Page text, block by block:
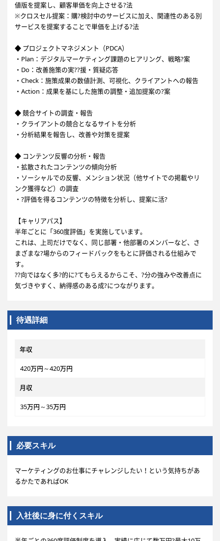
値版を提案し、顧客単価を向上させる?法
※クロスセル提案：購?検討中のサービスに加え、関連性のある別
サービスを提案することで単価を上げる?法
◆ プロジェクトマネジメント（PDCA）
・Plan：デジタルマーケティング課題のヒアリング、戦略?案
・Do：改善施策の実??援・質疑応答
・Check：施策成果の数値計測、可視化、クライアントへの報告
・Action：成果を基にした施策の調整・追加提案の?案
◆ 競合サイトの調査・報告
・クライアントの競合となるサイトを分析
・分析結果を報告し、改善や対策を提案
◆ コンテンツ反響の分析・報告
・拡散されたコンテンツの傾向分析
・ソーシャルでの反響、メンション状況（他サイトでの掲載やリ
ンク獲得など）の調査
・?評価を得るコンテンツの特徴を分析し、提案に活?
【キャリアパス】
半年ごとに「360度評価」を実施しています。
これは、上司だけでなく、同じ部署・他部署のメンバーなど、さ
まざまな?場からのフィードバックをもとに評価される仕組みで
す。
??向ではなく多?的に?てもらえるからこそ、?分の強みや改善点に
気づきやすく、納得感のある成?につながります。
待遇詳細
年収
420万円～420万円
月収
35万円～35万円
必要スキル
マーケティングのお仕事にチャレンジしたい！という気持ちがあ
るかたであればOK
入社後に身に付くスキル